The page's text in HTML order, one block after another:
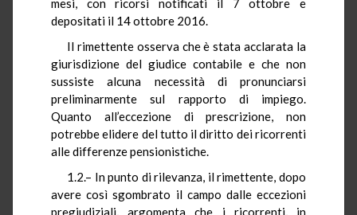
mesi, con ricorsi notificati il 7 ottobre e
depositati il 14 ottobre 2016.
Il rimettente osserva che è stata acclarata la
giurisdizione del giudice contabile e che non
sussiste alcuna necessità di pronunciarsi
preliminarmente sul rapporto di impiego.
Quanto all’eccezione di prescrizione, non
potrebbe elidere del tutto il diritto dei ricorrenti
alle differenze pensionistiche.
1.2.– In punto di rilevanza, il rimettente, dopo
avere così sgombrato il campo dalle eccezioni
pregiudiziali, argomenta che i ricorrenti, in